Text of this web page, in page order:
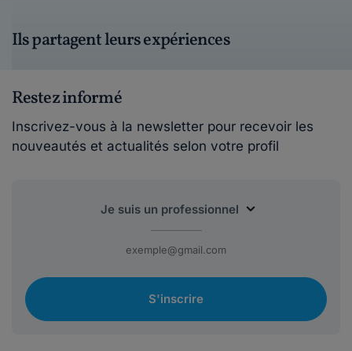
Ils partagent leurs expériences
Restez informé
Inscrivez-vous à la newsletter pour recevoir les
nouveautés et actualités selon votre profil
S'inscrire